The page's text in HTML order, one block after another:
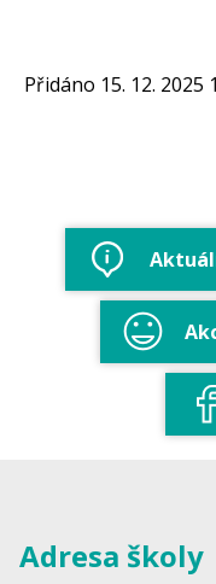
Přidáno 15. 12. 2025
Adresa školy